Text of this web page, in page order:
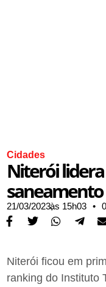
Cidades
Niterói
saneamento
21/03/2023,às 15h03 •
Niterói ficou em
ranking do Instituto